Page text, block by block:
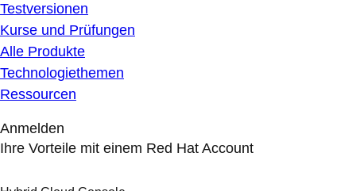
Testversionen
Kurse und Prüfungen
Alle Produkte
Technologiethemen
Ressourcen
Anmelden
Ihre Vorteile mit einem Red Hat Account